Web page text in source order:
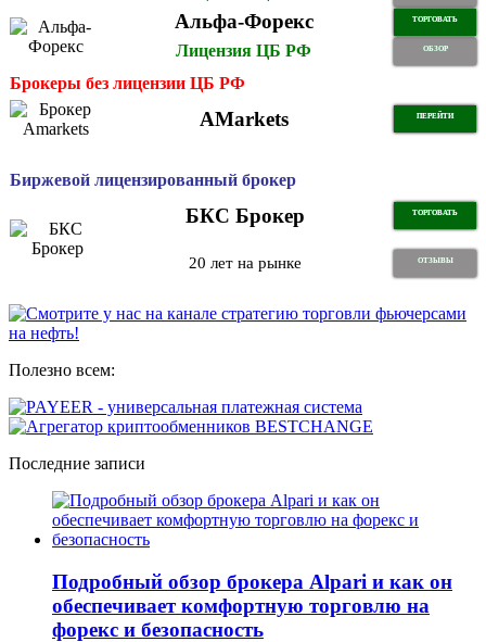
Альфа-Форекс ТОРГОВАТЬ
Лицензия ЦБ РФ ОБЗОР
Брокеры без лицензии ЦБ РФ
AMarkets ПЕРЕЙТИ
Биржевой лицензированный брокер
БКС Брокер ТОРГОВАТЬ
20 лет на рынке ОТЗЫВЫ
Полезно всем:
Последние записи
Подробный обзор брокера Alpari и как он
обеспечивает комфортную торговлю на
форекс и безопасность